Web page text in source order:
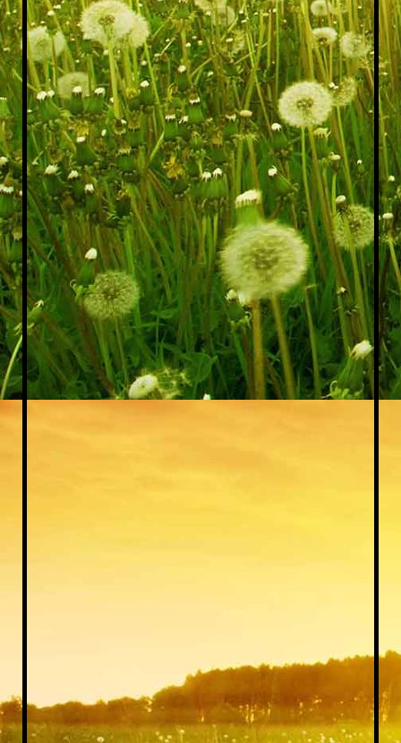
IMG_20200706_212632[1]